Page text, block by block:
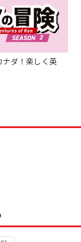
ナダ！楽しく英